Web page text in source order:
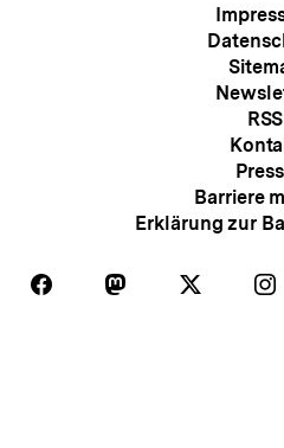
RSS
Barriere
Erklärung zur
Folgen
Auf
Folgen Folgen